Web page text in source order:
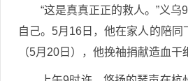
“这是真真正正的救人。”义乌
自己。5月16日，他在家人的陪同
（5月20日），他挽袖捐献造血干